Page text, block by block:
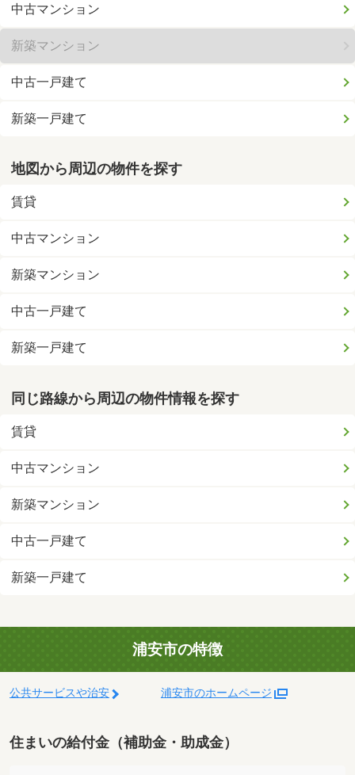
中古マンション
新築マンション
中古一戸建て
新築一戸建て
地図から周辺の物件を探す
賃貸
中古マンション
新築マンション
中古一戸建て
新築一戸建て
同じ路線から周辺の物件情報を探す
賃貸
中古マンション
新築マンション
中古一戸建て
新築一戸建て
浦安市の特徴
公共サービスや治安 浦安市のホームページ
住まいの給付金（補助金・助成金）